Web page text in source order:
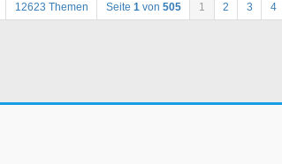
12623 Themen Seite 1 von 505 1 2 3 4